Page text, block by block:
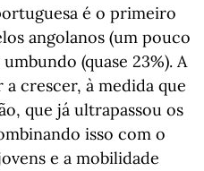
é o primeiro
angolanos (um pouco
(quase 23%). A
crescer, à medida que
que já ultrapassou os
isso com o
e a mobilidade